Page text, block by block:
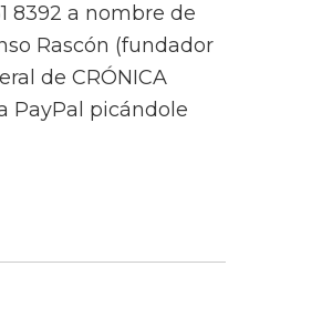
8392 a nombre de
Rascón (fundador
de CRÓNICA
PayPal picándole